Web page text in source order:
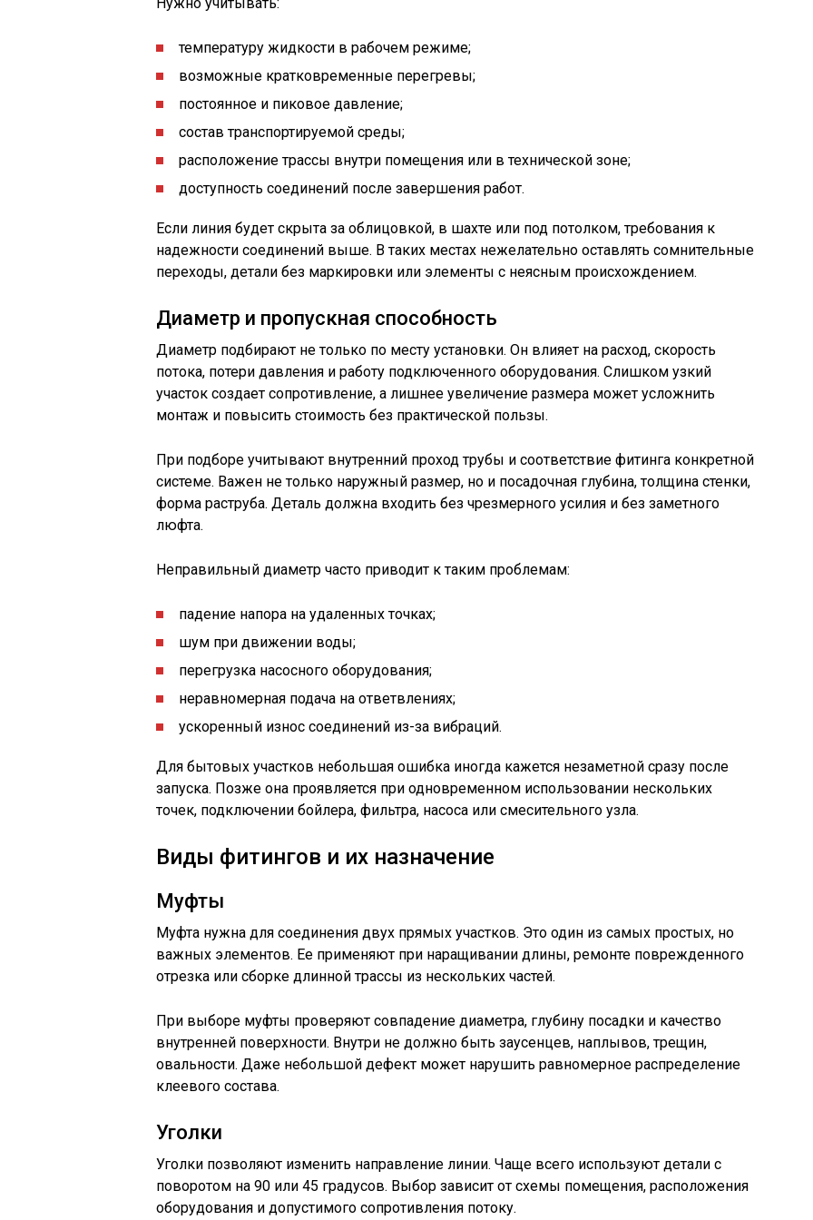
температуру жидкости в рабочем режиме;
возможные кратковременные перегревы;
постоянное и пиковое давление;
состав транспортируемой среды;
расположение трассы внутри помещения или в технической зоне;
доступность соединений после завершения работ.
Если линия будет скрыта за облицовкой, в шахте или под потолком, требования к
надежности соединений выше. В таких местах нежелательно оставлять сомнительные
переходы, детали без маркировки или элементы с неясным происхождением.
Диаметр и пропускная способность
Диаметр подбирают не только по месту установки. Он влияет на расход, скорость
потока, потери давления и работу подключенного оборудования. Слишком узкий
участок создает сопротивление, а лишнее увеличение размера может усложнить
монтаж и повысить стоимость без практической пользы.
При подборе учитывают внутренний проход трубы и соответствие фитинга конкретной
системе. Важен не только наружный размер, но и посадочная глубина, толщина стенки,
форма раструба. Деталь должна входить без чрезмерного усилия и без заметного
люфта.
Неправильный диаметр часто приводит к таким проблемам:
падение напора на удаленных точках;
шум при движении воды;
перегрузка насосного оборудования;
неравномерная подача на ответвлениях;
ускоренный износ соединений из-за вибраций.
Для бытовых участков небольшая ошибка иногда кажется незаметной сразу после
запуска. Позже она проявляется при одновременном использовании нескольких
точек, подключении бойлера, фильтра, насоса или смесительного узла.
Виды фитингов и их назначение
Муфты
Муфта нужна для соединения двух прямых участков. Это один из самых простых, но
важных элементов. Ее применяют при наращивании длины, ремонте поврежденного
отрезка или сборке длинной трассы из нескольких частей.
При выборе муфты проверяют совпадение диаметра, глубину посадки и качество
внутренней поверхности. Внутри не должно быть заусенцев, наплывов, трещин,
овальности. Даже небольшой дефект может нарушить равномерное распределение
клеевого состава.
Уголки
Уголки позволяют изменить направление линии. Чаще всего используют детали с
поворотом на 90 или 45 градусов. Выбор зависит от схемы помещения, расположения
оборудования и допустимого сопротивления потоку.